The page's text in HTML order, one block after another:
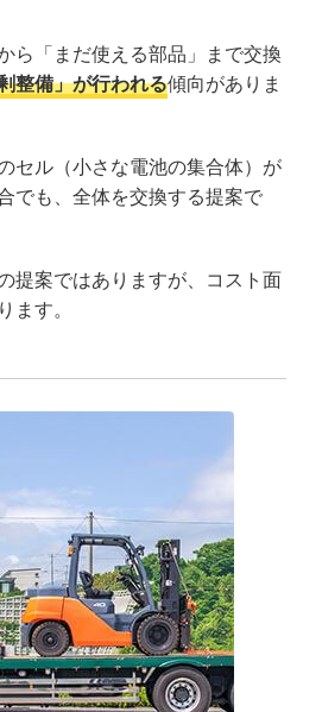
ら「まだ使える部品」まで交換
整備」が行われる傾向がありま
セル（小さな電池の集合体）が
でも、全体を交換する提案で
提案ではありますが、コスト面
ます。